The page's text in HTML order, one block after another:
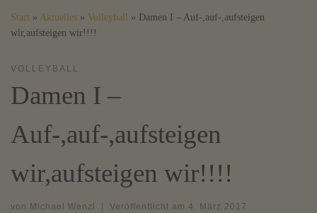
Start » Aktuelles » Volleyball » Damen I – Auf-,auf-,aufsteigen
wir,aufsteigen wir!!!!
VOLLEYBALL
Damen I –
Auf-,auf-,aufsteigen
wir,aufsteigen wir!!!!
von Michael Wenzl Veröffentlicht am 4. März 2017